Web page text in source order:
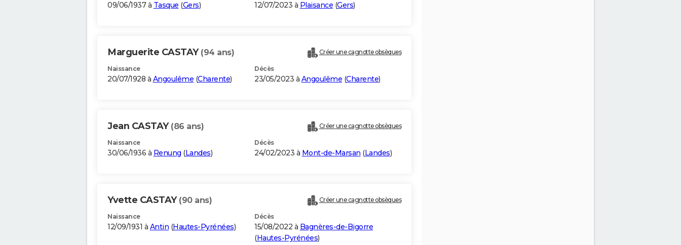
09/06/1937 à Tasque (Gers) 12/07/2023 à Plaisance (Gers)
Marguerite CASTAY (94 ans) Créer une cagnotte obsèques
Naissance
20/07/1928 à Angoulême (Charente)
Décès
23/05/2023 à Angoulême (Charente)
Jean CASTAY (86 ans) Créer une cagnotte obsèques
Naissance
30/06/1936 à Renung (Landes)
Décès
24/02/2023 à Mont-de-Marsan (Landes)
Yvette CASTAY (90 ans) Créer une cagnotte obsèques
Naissance
12/09/1931 à Antin (Hautes-Pyrénées)
Décès
15/08/2022 à Bagnères-de-Bigorre
(Hautes-Pyrénées)